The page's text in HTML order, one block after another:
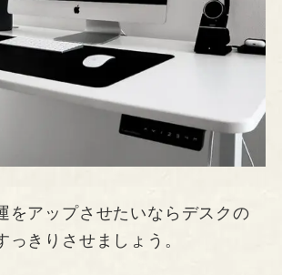
をアップさせたいならデスクの
っきりさせましょう。